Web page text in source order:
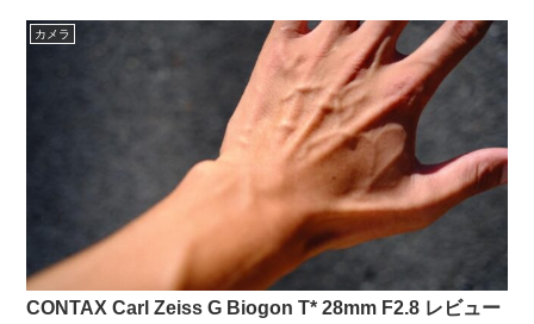
カメラ
CONTAX Carl Zeiss G Biogon T* 28mm F2.8 レビュー